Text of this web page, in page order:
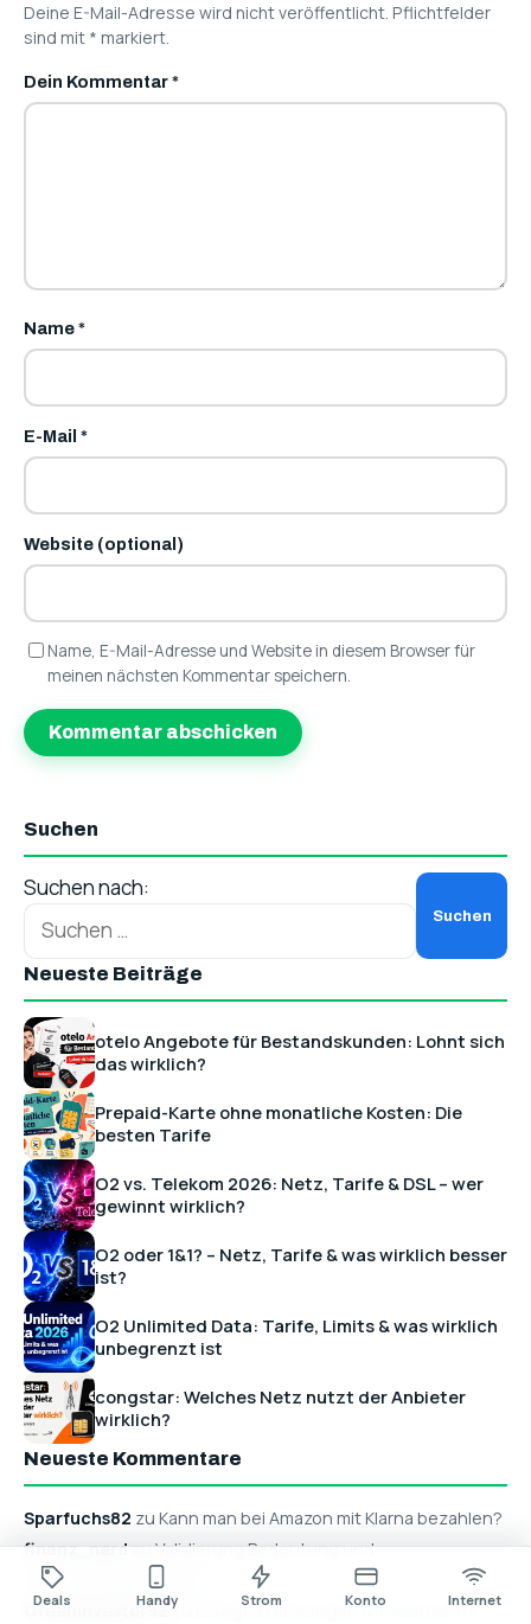
Deine E-Mail-Adresse wird nicht veröffentlicht. Pflichtfelder
sind mit * markiert.
Dein Kommentar*
Name*
E-Mail *
Website (optional)
Name, E-Mail-Adresse und Website in diesem Browser für
meinen nächsten Kommentar speichern.
Suchen
Suchen nach:
Neueste Beiträge
otelo Angebote für Bestandskunden: Lohnt sich
das wirklich?
Prepaid-Karte ohne monatliche Kosten: Die
besten Tarife
O2 vs. Telekom 2026: Netz, Tarife & DSL – wer
gewinnt wirklich?
O2 oder 1&1? – Netz, Tarife & was wirklich besser
ist?
O2 Unlimited Data: Tarife, Limits & was wirklich
unbegrenzt ist
congstar: Welches Netz nutzt der Anbieter
wirklich?
Neueste Kommentare
Sparfuchs82 zu Kann man bei Amazon mit Klarna bezahlen?
finanz_nerdzu Validierung Bedeutung und
Anwendungsbereiche
GreenInvestor92zu Ecoligo Erfahrungen & Investments
Deals Handy Strom Konto Internet